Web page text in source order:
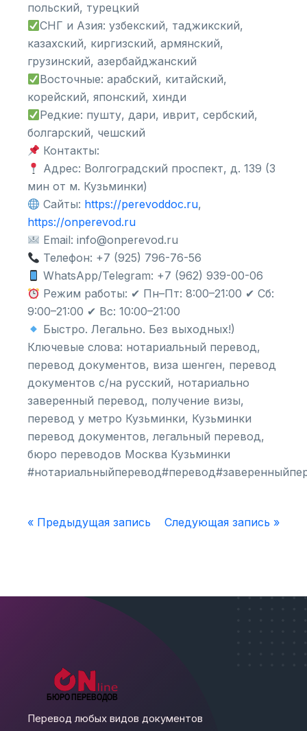
польский, турецкий
СНГ и Азия: узбекский, таджикский,
казахский, киргизский, армянский,
грузинский, азербайджанский
Восточные: арабский, китайский,
корейский, японский, хинди
Редкие: пушту, дари, иврит, сербский,
болгарский, чешский
Контакты:
Адрес: Волгоградский проспект, д. 139 (3
мин от м. Кузьминки)
Сайты: https://perevoddoc.ru,
https://onperevod.ru
Email: info@onperevod.ru
Телефон: +7 (925) 796-76-56
WhatsApp/Telegram: +7 (962) 939-00-06
Режим работы: ✔ Пн–Пт: 8:00–21:00 ✔ Сб:
9:00–21:00 ✔ Вс: 10:00–21:00
Быстро. Легально. Без выходных!)
Ключевые слова: нотариальный перевод,
перевод документов, виза шенген, перевод
документов с/на русский, нотариально
заверенный перевод, получение визы,
перевод у метро Кузьминки, Кузьминки
перевод документов, легальный перевод,
бюро переводов Москва Кузьминки
« Предыдущая запись Следующая запись »
Перевод любых видов документов